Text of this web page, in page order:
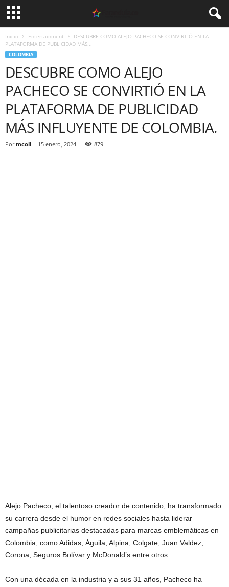
Inicio Entertainment
DESCUBRE COMO ALEJO PACHECO SE CONVIRTIÓ EN LA
PLATAFORMA DE PUBLICIDAD MÁS...
COLOMBIA
DESCUBRE COMO ALEJO
PACHECO SE CONVIRTIÓ EN LA
PLATAFORMA DE PUBLICIDAD
MÁS INFLUYENTE DE COLOMBIA.
Por mcoll - 15 enero, 2024 879
Alejo Pacheco, el talentoso creador de contenido, ha transformado
su carrera desde el humor en redes sociales hasta liderar
campañas publicitarias destacadas para marcas emblemáticas en
Colombia, como Adidas, Águila, Alpina, Colgate, Juan Valdez,
Corona, Seguros Bolívar y McDonald’s entre otros.
Con una década en la industria y a sus 31 años, Pacheco ha